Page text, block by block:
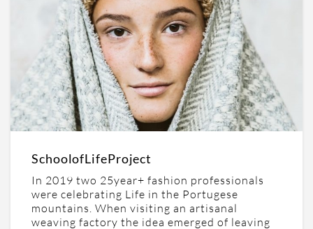
SchoolofLifeProject
In 2019 two 25year+ fashion professionals
were celebrating Life in the Portugese
mountains. When visiting an artisanal
weaving factory the idea emerged of leaving